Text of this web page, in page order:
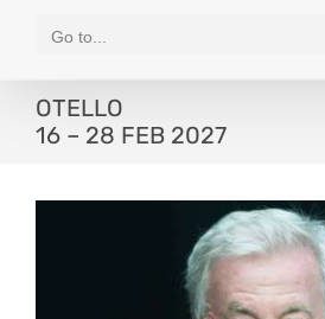
Go to...
OTELLO
16 – 28 FEB 2027